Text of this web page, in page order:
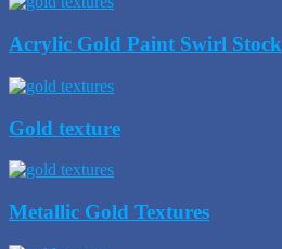
Acrylic Gold Paint Swirl Stock
Gold texture
Metallic Gold Textures